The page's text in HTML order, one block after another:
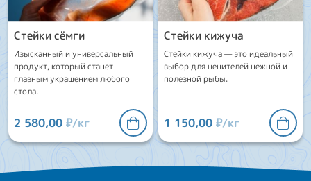
Стейки сёмги
Изысканный и универсальный
продукт, который станет
главным украшением любого
стола.
2 580,00 ₽/кг
Стейки кижуча
Стейки кижуча — это идеальный
выбор для ценителей нежной и
полезной рыбы.
1 150,00 ₽/кг